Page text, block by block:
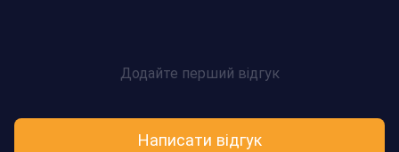
Додайте перший відгук
Написати відгук